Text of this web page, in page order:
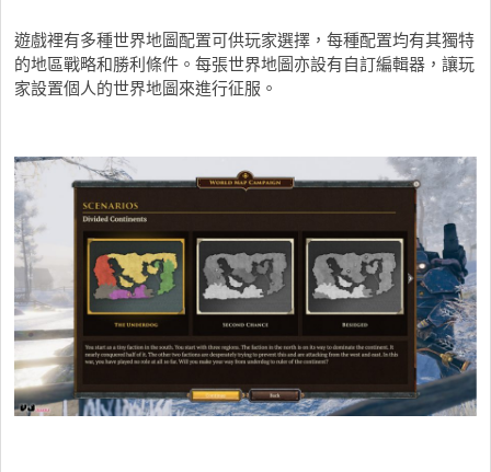
遊戲裡有多種世界地圖配置可供玩家選擇，每種配置均有其獨特
的地區戰略和勝利條件。每張世界地圖亦設有自訂編輯器，讓玩
家設置個人的世界地圖來進行征服。